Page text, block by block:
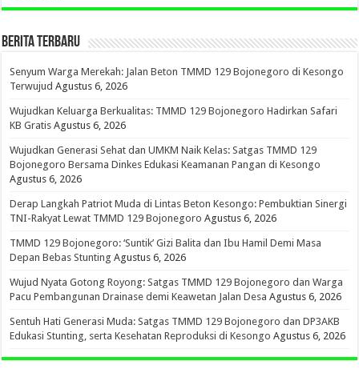
BERITA TERBARU
Senyum Warga Merekah: Jalan Beton TMMD 129 Bojonegoro di Kesongo
Terwujud Agustus 6, 2026
Wujudkan Keluarga Berkualitas: TMMD 129 Bojonegoro Hadirkan Safari
KB Gratis Agustus 6, 2026
Wujudkan Generasi Sehat dan UMKM Naik Kelas: Satgas TMMD 129
Bojonegoro Bersama Dinkes Edukasi Keamanan Pangan di Kesongo
Agustus 6, 2026
Derap Langkah Patriot Muda di Lintas Beton Kesongo: Pembuktian Sinergi
TNI-Rakyat Lewat TMMD 129 Bojonegoro Agustus 6, 2026
TMMD 129 Bojonegoro: ‘Suntik’ Gizi Balita dan Ibu Hamil Demi Masa
Depan Bebas Stunting Agustus 6, 2026
Wujud Nyata Gotong Royong: Satgas TMMD 129 Bojonegoro dan Warga
Pacu Pembangunan Drainase demi Keawetan Jalan Desa Agustus 6, 2026
Sentuh Hati Generasi Muda: Satgas TMMD 129 Bojonegoro dan DP3AKB
Edukasi Stunting, serta Kesehatan Reproduksi di Kesongo Agustus 6, 2026